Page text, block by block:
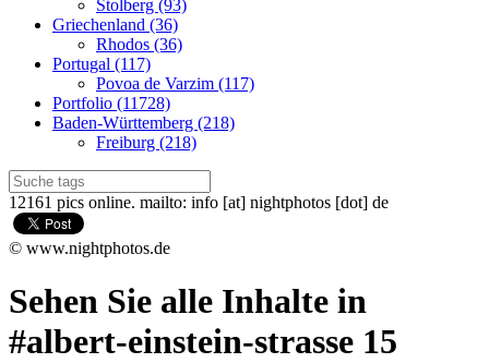
Stolberg (93)
Griechenland (36)
Rhodos (36)
Portugal (117)
Povoa de Varzim (117)
Portfolio (11728)
Baden-Württemberg (218)
Freiburg (218)
12161 pics online. mailto: info [at] nightphotos [dot] de
© www.nightphotos.de
Sehen Sie alle Inhalte in
#albert-einstein-strasse 15